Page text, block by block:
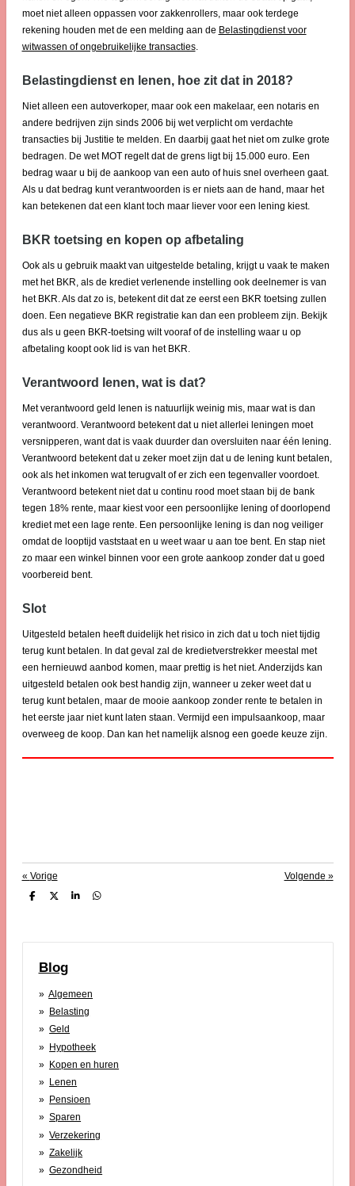
moet niet alleen oppassen voor zakkenrollers, maar ook terdege
rekening houden met de een melding aan de Belastingdienst voor
witwassen of ongebruikelijke transacties.
Belastingdienst en lenen, hoe zit dat in 2018?
Niet alleen een autoverkoper, maar ook een makelaar, een notaris en
andere bedrijven zijn sinds 2006 bij wet verplicht om verdachte
transacties bij Justitie te melden. En daarbij gaat het niet om zulke grote
bedragen. De wet MOT regelt dat de grens ligt bij 15.000 euro. Een
bedrag waar u bij de aankoop van een auto of huis snel overheen gaat.
Als u dat bedrag kunt verantwoorden is er niets aan de hand, maar het
kan betekenen dat een klant toch maar liever voor een lening kiest.
BKR toetsing en kopen op afbetaling
Ook als u gebruik maakt van uitgestelde betaling, krijgt u vaak te maken
met het BKR, als de krediet verlenende instelling ook deelnemer is van
het BKR. Als dat zo is, betekent dit dat ze eerst een BKR toetsing zullen
doen. Een negatieve BKR registratie kan dan een probleem zijn. Bekijk
dus als u geen BKR-toetsing wilt vooraf of de instelling waar u op
afbetaling koopt ook lid is van het BKR.
Verantwoord lenen, wat is dat?
Met verantwoord geld lenen is natuurlijk weinig mis, maar wat is dan
verantwoord. Verantwoord betekent dat u niet allerlei leningen moet
versnipperen, want dat is vaak duurder dan oversluiten naar één lening.
Verantwoord betekent dat u zeker moet zijn dat u de lening kunt betalen,
ook als het inkomen wat terugvalt of er zich een tegenvaller voordoet.
Verantwoord betekent niet dat u continu rood moet staan bij de bank
tegen 18% rente, maar kiest voor een persoonlijke lening of doorlopend
krediet met een lage rente. Een persoonlijke lening is dan nog veiliger
omdat de looptijd vaststaat en u weet waar u aan toe bent. En stap niet
zo maar een winkel binnen voor een grote aankoop zonder dat u goed
voorbereid bent.
Slot
Uitgesteld betalen heeft duidelijk het risico in zich dat u toch niet tijdig
terug kunt betalen. In dat geval zal de kredietverstrekker meestal met
een hernieuwd aanbod komen, maar prettig is het niet. Anderzijds kan
uitgesteld betalen ook best handig zijn, wanneer u zeker weet dat u
terug kunt betalen, maar de mooie aankoop zonder rente te betalen in
het eerste jaar niet kunt laten staan. Vermijd een impulsaankoop, maar
overweeg de koop. Dan kan het namelijk alsnog een goede keuze zijn.
« Vorige Volgende »
D
D
S
D
Blog
Algemeen
Belasting
Geld
Hypotheek
Kopen en huren
Lenen
Pensioen
Sparen
Verzekering
Zakelijk
Gezondheid